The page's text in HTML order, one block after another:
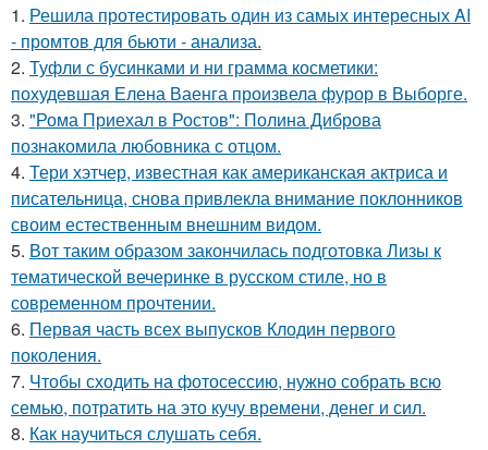
1. Решила протестировать один из самых интересных AI
- промтов для бьюти - анализа.
2. Туфли с бусинками и ни грамма косметики:
похудевшая Елена Ваенга произвела фурор в Выборге.
3. "Рома Приехал в Ростов": Полина Диброва
познакомила любовника с отцом.
4. Тери хэтчер, известная как американская актриса и
писательница, снова привлекла внимание поклонников
своим естественным внешним видом.
5. Вот таким образом закончилась подготовка Лизы к
тематической вечеринке в русском стиле, но в
современном прочтении.
6. Первая часть всех выпусков Клодин первого
поколения.
7. Чтобы сходить на фотосессию, нужно собрать всю
семью, потратить на это кучу времени, денег и сил.
8. Как научиться слушать себя.